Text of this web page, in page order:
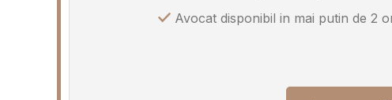
Avocat disponibil in mai putin de 2